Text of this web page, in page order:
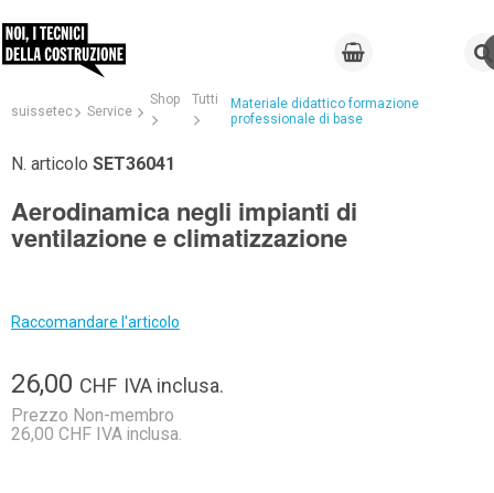
suissetec Service
Shop Tutti
Materiale didattico formazione
professionale di base
N. articolo SET36041
Aerodinamica negli impianti di
ventilazione e climatizzazione
Raccomandare l'articolo
26,00 CHF IVA inclusa.
Prezzo Non-membro
26,00 CHF IVA inclusa.